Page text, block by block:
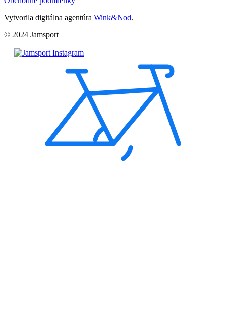
Vytvorila digitálna agentúra Wink&Nod.
© 2024 Jamsport